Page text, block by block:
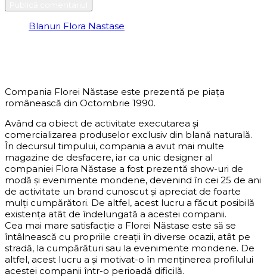
Blanuri Flora Nastase
Compania Florei Năstase este prezentă pe piața
românească din Octombrie 1990.
Având ca obiect de activitate executarea și
comercializarea produselor exclusiv din blană naturală.
În decursul timpului, compania a avut mai multe
magazine de desfacere, iar ca unic designer al
companiei Flora Năstase a fost prezentă show-uri de
modă și evenimente mondene, devenind în cei 25 de ani
de activitate un brand cunoscut și apreciat de foarte
mulți cumpărători. De altfel, acest lucru a făcut posibilă
existența atât de îndelungată a acestei companii.
Cea mai mare satisfacție a Florei Năstase este să se
întâlnească cu propriile creații în diverse ocazii, atât pe
stradă, la cumpărături sau la evenimente mondene. De
altfel, acest lucru a și motivat-o în menținerea profilului
acestei companii într-o perioadă dificilă.